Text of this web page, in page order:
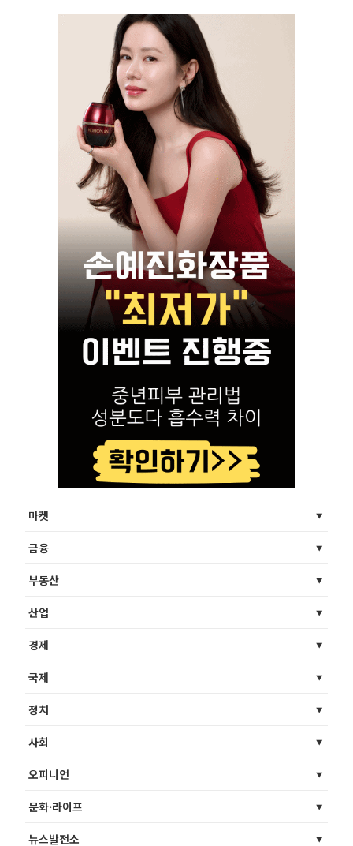
마켓
금융
부동산
산업
경제
국제
정치
사회
오피니언
문화·라이프
뉴스발전소